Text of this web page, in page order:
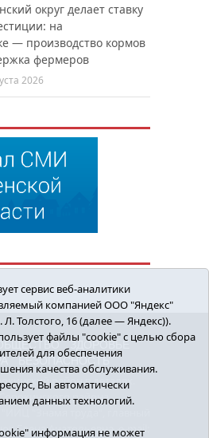
округ делает ставку
на
— производство кормов
фермеров
2026
ЗДОРОВЬЕ
БЕЗОПАСНОСТЬ
район в деталях.
района
Елена Анатольевна, e-mail:
сервис веб-аналитики
компанией ООО "Яндекс"
Л. Толстого, 16 (далее — Яндекс)).
файлы "cookie" с целью сбора
для обеспечения
качества обслуживания.
Вы автоматически
данных технологий.
информация не может